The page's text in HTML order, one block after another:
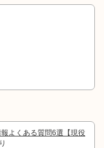
よくある質問6選【現役